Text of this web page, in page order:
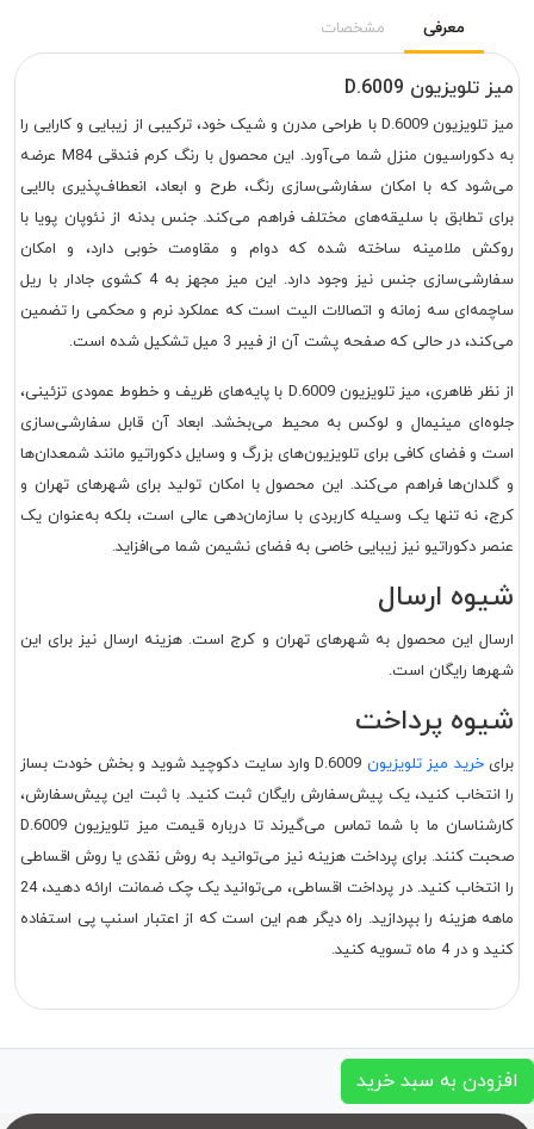
معرفی مشخصات
میز تلویزیون D.6009
میز تلویزیون D.6009 با طراحی مدرن و شیک خود، ترکیبی از زیبایی و کارایی را
به دکوراسیون منزل شما می‌آورد. این محصول با رنگ کرم فندقی M84 عرضه
می‌شود که با امکان سفارشی‌سازی رنگ، طرح و ابعاد، انعطاف‌پذیری بالایی
برای تطابق با سلیقه‌های مختلف فراهم می‌کند. جنس بدنه از نئوپان پویا با
روکش ملامینه ساخته شده که دوام و مقاومت خوبی دارد، و امکان
سفارشی‌سازی جنس نیز وجود دارد. این میز مجهز به 4 کشوی جادار با ریل
ساچمه‌ای سه زمانه و اتصالات الیت است که عملکرد نرم و محکمی را تضمین
می‌کند، در حالی که صفحه پشت آن از فیبر 3 میل تشکیل شده است.
از نظر ظاهری، میز تلویزیون D.6009 با پایه‌های ظریف و خطوط عمودی تزئینی،
جلوه‌ای مینیمال و لوکس به محیط می‌بخشد. ابعاد آن قابل سفارشی‌سازی
است و فضای کافی برای تلویزیون‌های بزرگ و وسایل دکوراتیو مانند شمعدان‌ها
و گلدان‌ها فراهم می‌کند. این محصول با امکان تولید برای شهرهای تهران و
کرج، نه تنها یک وسیله کاربردی با سازمان‌دهی عالی است، بلکه به‌عنوان یک
عنصر دکوراتیو نیز زیبایی خاصی به فضای نشیمن شما می‌افزاید.
شیوه ارسال
ارسال این محصول به شهرهای تهران و کرج است. هزینه ارسال نیز برای این
شهرها رایگان است.
شیوه پرداخت
برایخرید میز تلویزیون
D.6009 وارد سایت دکوچید شوید و بخش خودت بساز
را انتخاب کنید، یک پیش‌سفارش رایگان ثبت کنید. با ثبت این پیش‌سفارش،
کارشناسان ما با شما تماس می‌گیرند تا درباره قیمت میز تلویزیون D.6009
صحبت کنند. برای پرداخت هزینه نیز می‌توانید به روش نقدی یا روش اقساطی
را انتخاب کنید. در پرداخت اقساطی، می‌توانید یک چک ضمانت ارائه دهید، 24
ماهه هزینه را بپردازید. راه دیگر هم این است که از اعتبار اسنپ پی استفاده
کنید و در 4 ماه تسویه کنید.
افزودن به سبد خرید